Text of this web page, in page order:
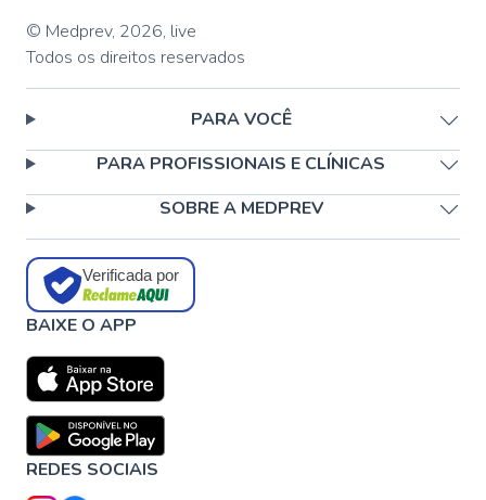
© Medprev, 2026, live
Todos os direitos reservados
PARA VOCÊ
PARA PROFISSIONAIS E CLÍNICAS
SOBRE A MEDPREV
Verificada por
BAIXE O APP
REDES SOCIAIS